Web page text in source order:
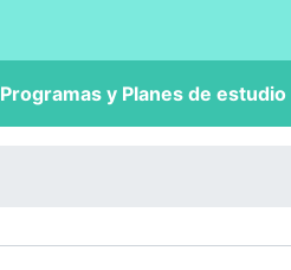
Programas y Planes de estudio